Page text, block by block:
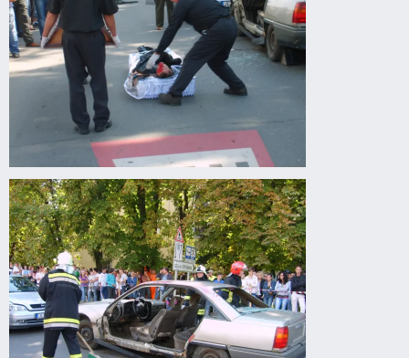
Drogprevenciós
előadás
Gyomaendrődön